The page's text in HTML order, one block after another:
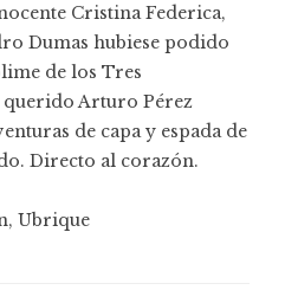
Cristina Federica,
Dumas hubiese podido
de los Tres
Arturo Pérez
de capa y espada de
Directo al corazón.
, Ubrique